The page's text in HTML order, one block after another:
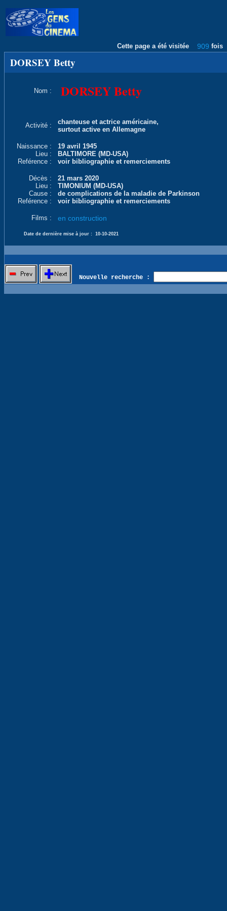
Cette page a été visitée 909 fois
DORSEY Betty
Nom : DORSEY Betty
Activité :
chanteuse et actrice américaine,
surtout active en Allemagne
Naissance :
19 avril 1945
Lieu :
BALTIMORE (MD-USA)
Reférence :
voir bibliographie et remerciements
Décès :
21 mars 2020
Lieu :
TIMONIUM (MD-USA)
Cause :
de complications de la maladie de Parkinson
Reférence :
voir bibliographie et remerciements
Films : en construction
Date de dernière mise à jour : 10-10-2021
Nouvelle recherche :